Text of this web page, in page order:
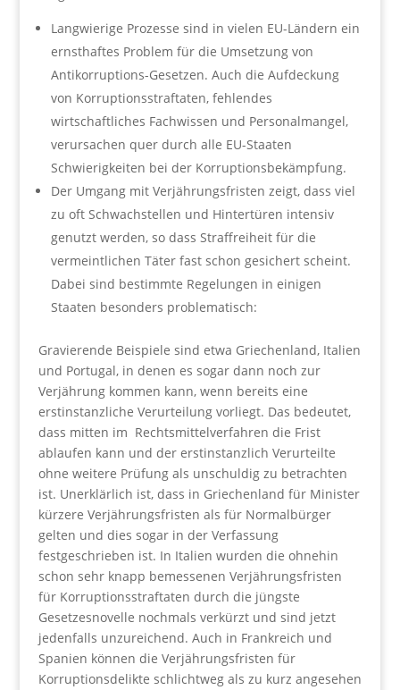
Langwierige Prozesse sind in vielen EU-Ländern ein
ernsthaftes Problem für die Umsetzung von
Antikorruptions-Gesetzen. Auch die Aufdeckung
von Korruptionsstraftaten, fehlendes
wirtschaftliches Fachwissen und Personalmangel,
verursachen quer durch alle EU-Staaten
Schwierigkeiten bei der Korruptionsbekämpfung.
Der Umgang mit Verjährungsfristen zeigt, dass viel
zu oft Schwachstellen und Hintertüren intensiv
genutzt werden, so dass Straffreiheit für die
vermeintlichen Täter fast schon gesichert scheint.
Dabei sind bestimmte Regelungen in einigen
Staaten besonders problematisch:
Gravierende Beispiele sind etwa Griechenland, Italien
und Portugal, in denen es sogar dann noch zur
Verjährung kommen kann, wenn bereits eine
erstinstanzliche Verurteilung vorliegt. Das bedeutet,
dass mitten im Rechtsmittelverfahren die Frist
ablaufen kann und der erstinstanzlich Verurteilte
ohne weitere Prüfung als unschuldig zu betrachten
ist. Unerklärlich ist, dass in Griechenland für Minister
kürzere Verjährungsfristen als für Normalbürger
gelten und dies sogar in der Verfassung
festgeschrieben ist. In Italien wurden die ohnehin
schon sehr knapp bemessenen Verjährungsfristen
für Korruptionsstraftaten durch die jüngste
Gesetzesnovelle nochmals verkürzt und sind jetzt
jedenfalls unzureichend. Auch in Frankreich und
Spanien können die Verjährungsfristen für
Korruptionsdelikte schlichtweg als zu kurz angesehen